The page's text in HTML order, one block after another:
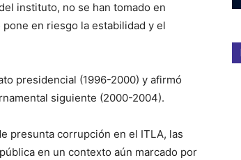
instituto, no se han tomado en
en riesgo la estabilidad y el
presidencial (1996-2000) y afirmó
siguiente (2000-2004).
presunta corrupción en el ITLA, las
en un contexto aún marcado por